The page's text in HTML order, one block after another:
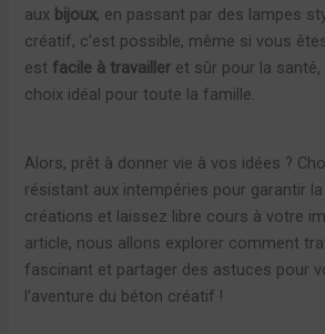
aux bijoux, en passant par des lampes
créatif, c’est possible, même si vous
est facile à travailler et sûr pour la
choix idéal pour toute la famille.
Alors, prêt à donner vie à vos idées ?
résistant aux intempéries pour garantir la
créations et laissez libre cours à votre
article, nous allons explorer comment
fascinant et partager des astuces pour
l’aventure du béton créatif !